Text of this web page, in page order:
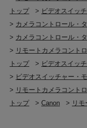
RS-422
トップ
> ビデオスイッ
> カメラコントロール・
> カメラコントロール・
> リモートカメラコント
トップ
> ビデオスイッ
> ビデオスイッチャー・
> リモートカメラコント
トップ
>Canon > リ